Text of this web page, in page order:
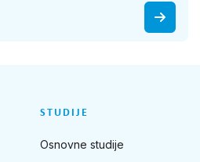
STUDIJE
Osnovne studije